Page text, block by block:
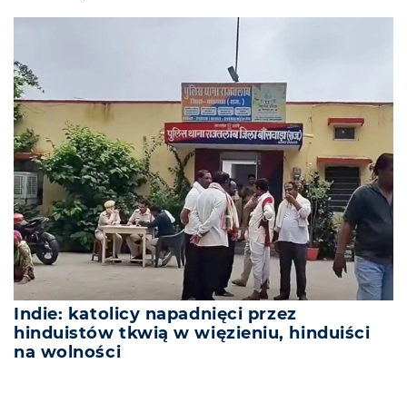
Indie: katolicy napadnięci przez
hinduistów tkwią w więzieniu, hinduiści
na wolności